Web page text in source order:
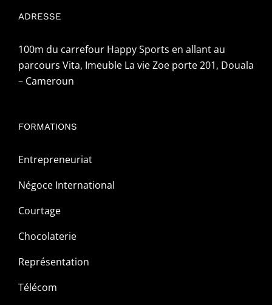
ADRESSE
100m du carrefour Happy Sports en allant au
parcours Vita, Imeuble La vie Zoe porte 201, Douala
– Cameroun
FORMATIONS
Entrepreneuriat
Négoce International
Courtage
Chocolaterie
Représentation
Télécom